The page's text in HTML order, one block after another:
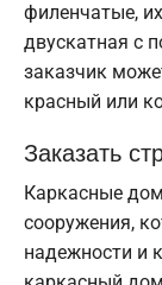
филенчатые,
двускатная с
заказчик
красный или
Заказать
Каркасные
сооружения,
надежности и